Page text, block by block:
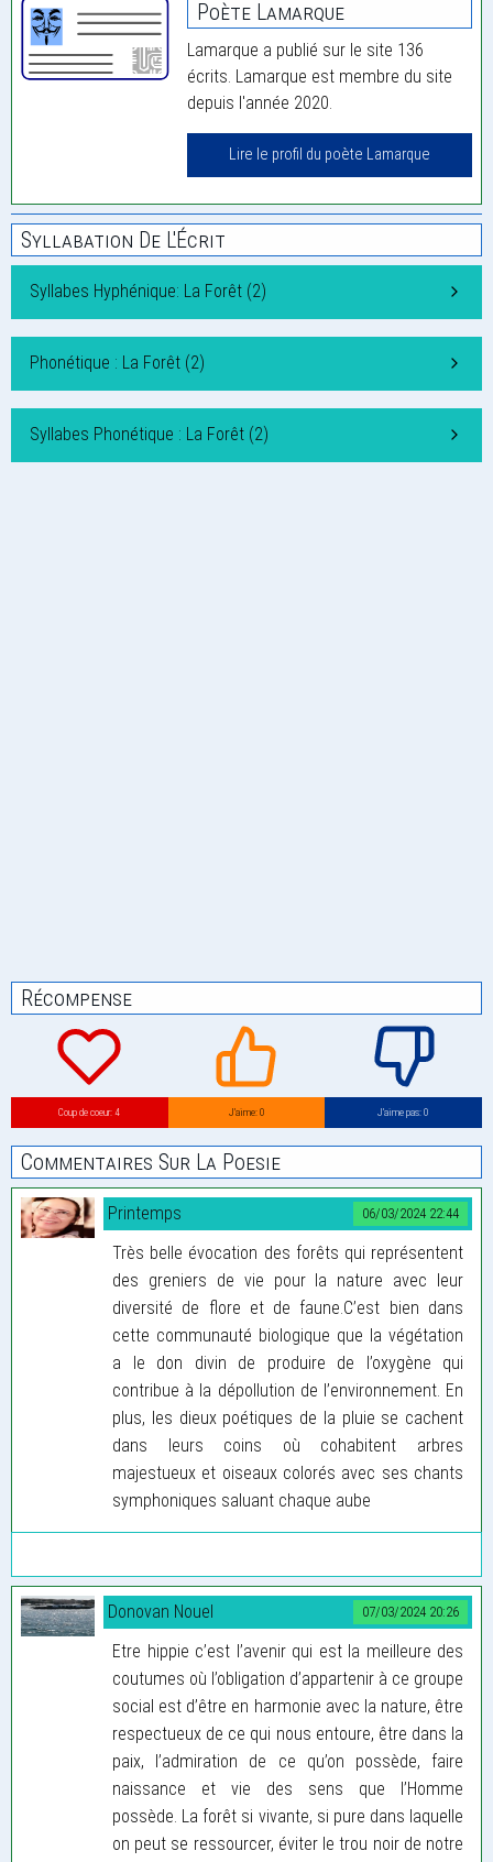
Poète Lamarque
Lamarque a publié sur le site 136
écrits. Lamarque est membre du site
depuis l'année 2020.
Lire le profil du poète Lamarque
Syllabation De L'Écrit
Syllabes Hyphénique: La Forêt (2)
Phonétique : La Forêt (2)
Syllabes Phonétique : La Forêt (2)
Récompense
Coup de coeur: 4 J’aime: 0 J’aime pas: 0
Commentaires Sur La Poesie
06/03/2024 22:44
Printemps
Très belle évocation des forêts qui représentent
des greniers de vie pour la nature avec leur
diversité de flore et de faune.C’est bien dans
cette communauté biologique que la végétation
a le don divin de produire de l’oxygène qui
contribue à la dépollution de l’environnement. En
plus, les dieux poétiques de la pluie se cachent
dans leurs coins où cohabitent arbres
majestueux et oiseaux colorés avec ses chants
symphoniques saluant chaque aube
07/03/2024 20:26
Donovan Nouel
Etre hippie c’est l’avenir qui est la meilleure des
coutumes où l’obligation d’appartenir à ce groupe
social est d’être en harmonie avec la nature, être
respectueux de ce qui nous entoure, être dans la
paix, l’admiration de ce qu’on possède, faire
naissance et vie des sens que l’Homme
possède. La forêt si vivante, si pure dans laquelle
on peut se ressourcer, éviter le trou noir de notre